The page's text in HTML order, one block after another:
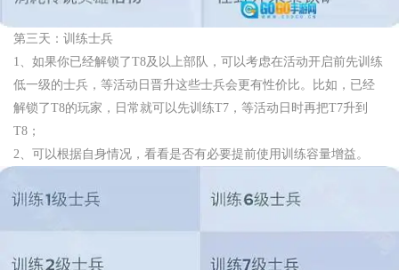
第三天：训练士兵
1、如果你已经解锁了T8及以上部队，可以考虑在活动开启前先训练
低一级的士兵，等活动日晋升这些士兵会更有性价比。比如，已经
解锁了T8的玩家，日常就可以先训练T7，等活动日时再把T7升到
T8；
2、可以根据自身情况，看看是否有必要提前使用训练容量增益。